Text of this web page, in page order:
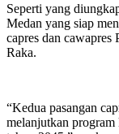
Seperti yang
Medan yang siap
capres dan
Raka.
“Kedua pasangan
melanjutkan